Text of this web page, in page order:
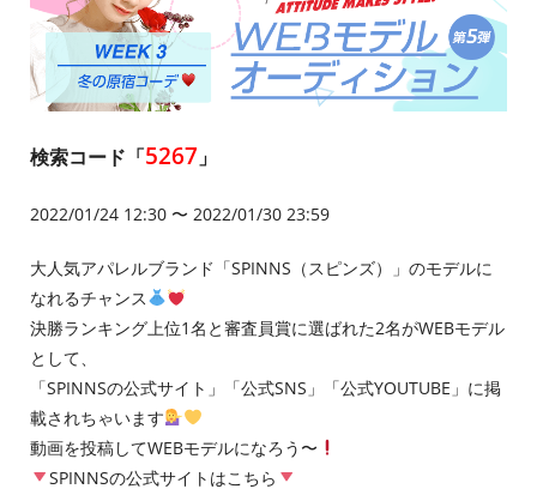
検索コード「5267 」
2022/01/24 12:30 〜 2022/01/30 23:59
大人気アパレルブランド「SPINNS（スピンズ）」のモデルに
なれるチャンス
決勝ランキング上位1名と審査員賞に選ばれた2名がWEBモデル
として、
「SPINNSの公式サイト」「公式SNS」「公式YOUTUBE」に掲
載されちゃいます
動画を投稿してWEBモデルになろう〜
SPINNSの公式サイトはこちら